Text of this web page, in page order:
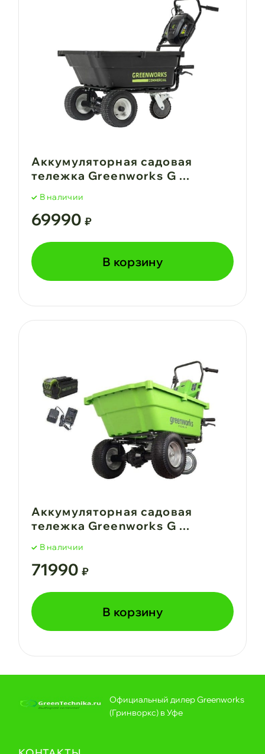
Аккумуляторная садовая
тележка Greenworks G ...
В наличии
69990 ₽
В корзину
Аккумуляторная садовая
тележка Greenworks G ...
В наличии
71990 ₽
В корзину
Официальный дилер Greenworks
(Гринворкс) в Уфе